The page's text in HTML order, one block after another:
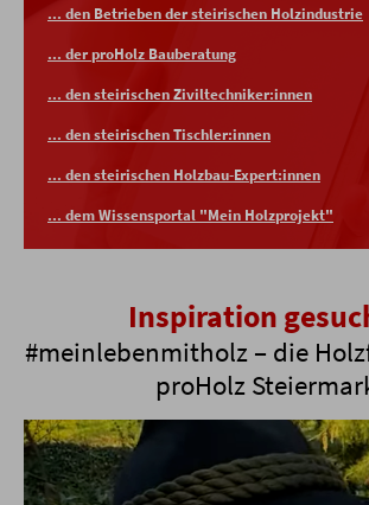
... den Betrieben der steirischen Holzindustrie
... der proHolz Bauberatung
... den steirischen Ziviltechniker:innen
... den steirischen Tischler:innen
... den steirischen Holzbau-Expert:innen
... dem Wissensportal "Mein Holzprojekt"
Inspiration
#meinlebenmitholz – die
proHolz